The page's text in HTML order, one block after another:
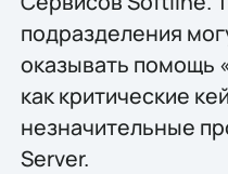
подразделения
оказывать помощь
как критические
незначительные
Server.